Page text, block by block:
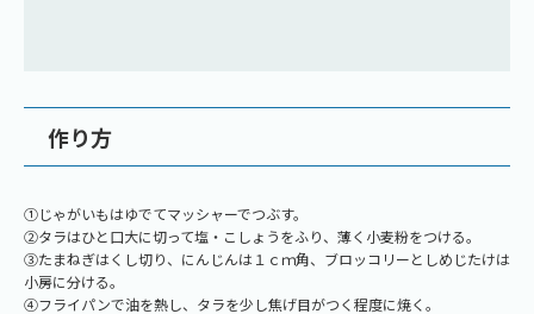
作り方
①じゃがいもはゆでてマッシャーでつぶす。
②タラはひと口大に切って塩・こしょうをふり、薄く小麦粉をつける。
③たまねぎはくし切り、にんじんは１ｃｍ角、ブロッコリーとしめじたけは
小房に分ける。
④フライパンで油を熱し、タラを少し焦げ目がつく程度に焼く。